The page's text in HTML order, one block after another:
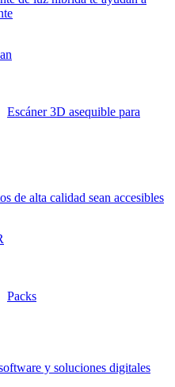
Escáner 3D asequible para
de alta calidad sean accesibles
Packs
y soluciones digitales